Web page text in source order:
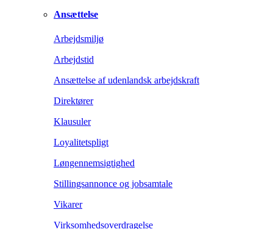
Ansættelse
Arbejdsmiljø
Arbejdstid
Ansættelse af udenlandsk arbejdskraft
Direktører
Klausuler
Loyalitetspligt
Løngennemsigtighed
Stillingsannonce og jobsamtale
Vikarer
Virksomhedsoverdragelse